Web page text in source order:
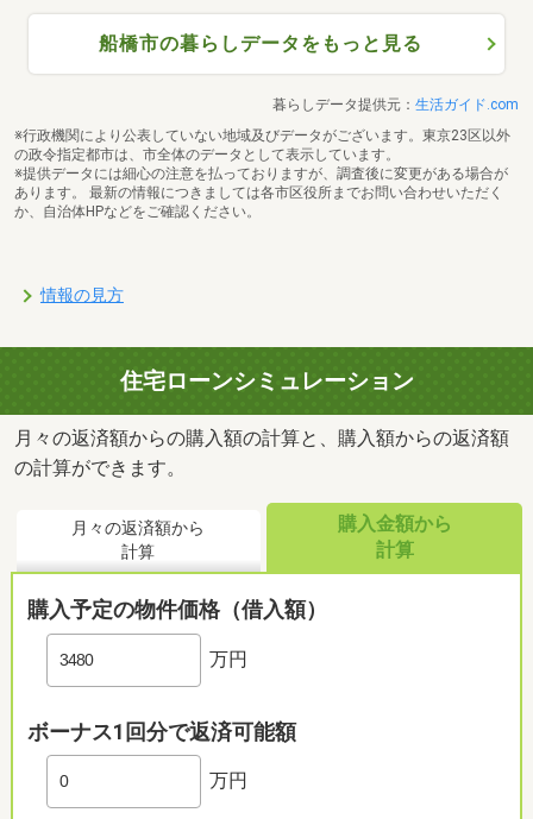
船橋市の暮らしデータをもっと見る
暮らしデータ提供元： 生活ガイド.com
※行政機関により公表していない地域及びデータがございます。東京23区以外
の政令指定都市は、市全体のデータとして表示しています。
※提供データには細心の注意を払っておりますが、調査後に変更がある場合が
あります。 最新の情報につきましては各市区役所までお問い合わせいただく
か、自治体HPなどをご確認ください。
情報の見方
住宅ローンシミュレーション
月々の返済額からの購入額の計算と、購入額からの返済額
の計算ができます。
月々の返済額から
計算
購入金額から
計算
購入予定の物件価格（借入額）
万円
ボーナス1回分で返済可能額
万円